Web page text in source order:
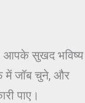
आपके सुखद भविष्य
में जॉब चुने, और
पाए।